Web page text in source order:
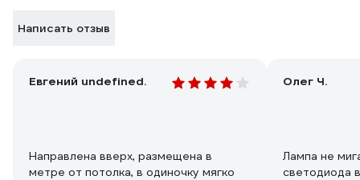
Написать отзыв
Евгений undefined.
Направлена вверх, размещена в
метре от потолка, в одиночку мягко
Олег Ч.
Лампа не
светодиода